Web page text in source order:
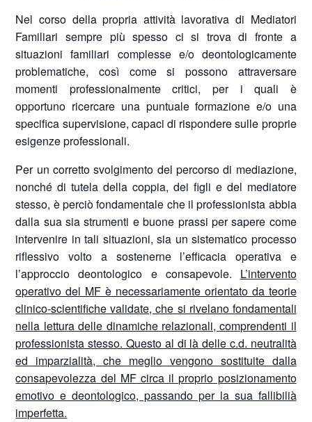
Nel corso della propria attività lavorativa di Mediatori
Familiari sempre più spesso ci si trova di fronte a
situazioni familiari complesse e/o deontologicamente
problematiche, così come si possono attraversare
momenti professionalmente critici, per i quali è
opportuno ricercare una puntuale formazione e/o una
specifica supervisione, capaci di rispondere sulle proprie
esigenze professionali.
Per un corretto svolgimento del percorso di mediazione,
nonché di tutela della coppia, dei figli e del mediatore
stesso, è perciò fondamentale che il professionista abbia
dalla sua sia strumenti e buone prassi per sapere come
intervenire in tali situazioni, sia un sistematico processo
riflessivo volto a sostenerne l’efficacia operativa e
l’approccio deontologico e consapevole. L’intervento
operativo del MF è necessariamente orientato da teorie
clinico-scientifiche validate, che si rivelano fondamentali
nella lettura delle dinamiche relazionali, comprendenti il
professionista stesso. Questo al di là delle c.d. neutralità
ed imparzialità, che meglio vengono sostituite dalla
consapevolezza del MF circa il proprio posizionamento
emotivo e deontologico, passando per la sua fallibilià
imperfetta.